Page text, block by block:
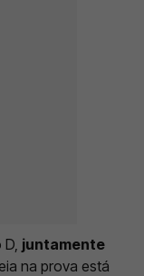
juntamente
na prova está